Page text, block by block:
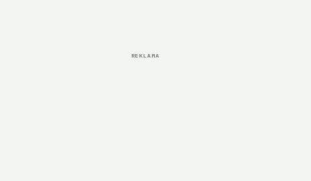
REKLAMA